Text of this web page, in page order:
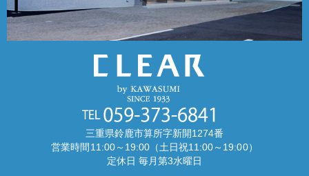
三重県鈴鹿市算所字新開1274番
営業時間11:00～19:00（土日祝11:00～19:00）
定休日 毎月第3水曜日